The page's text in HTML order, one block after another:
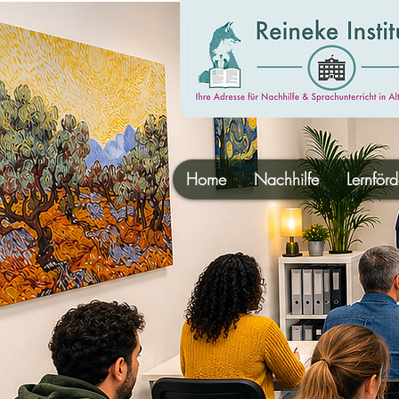
Home Nachhilfe